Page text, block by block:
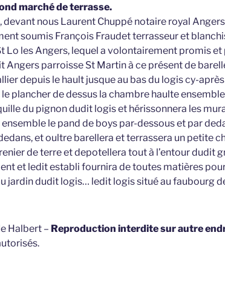
marché de terrasse.
devant nous Laurent Chuppé notaire royal
soumis François Fraudet terrasseur et
Lo les Angers, lequel a volontairement promis
Angers parroisse St Martin à ce présent de
depuis le hault jusque au bas du logis cy-
plancher de dessus la chambre haulte
du pignon dudit logis et hérissonnera les
le pand de boys par-dessous et par
et oultre barellera et terrassera un petite
de terre et depotellera tout à l’entour dudit
et ledit establi fournira de toutes matières
jardin dudit logis… ledit logis situé au faubourg
Halbert – Reproduction interdite sur autre